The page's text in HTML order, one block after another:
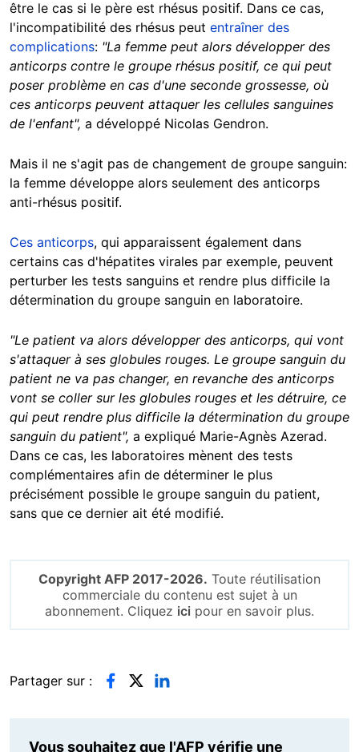
être le cas si le père est rhésus positif. Dans ce cas,
l'incompatibilité des rhésus peut entraîner des
complications: "La femme peut alors développer des
anticorps contre le groupe rhésus positif, ce qui peut
poser problème en cas d'une seconde grossesse, où
ces anticorps peuvent attaquer les cellules sanguines
de l'enfant", a développé Nicolas Gendron.
Mais il ne s'agit pas de changement de groupe sanguin:
la femme développe alors seulement des anticorps
anti-rhésus positif.
Ces anticorps, qui apparaissent également dans
certains cas d'hépatites virales par exemple, peuvent
perturber les tests sanguins et rendre plus difficile la
détermination du groupe sanguin en laboratoire.
"Le patient va alors développer des anticorps, qui vont
s'attaquer à ses globules rouges. Le groupe sanguin du
patient ne va pas changer, en revanche des anticorps
vont se coller sur les globules rouges et les détruire, ce
qui peut rendre plus difficile la détermination du groupe
sanguin du patient", a expliqué Marie-Agnès Azerad.
Dans ce cas, les laboratoires mènent des tests
complémentaires afin de déterminer le plus
précisément possible le groupe sanguin du patient,
sans que ce dernier ait été modifié.
Copyright AFP 2017-2026. Toute réutilisation
commerciale du contenu est sujet à un
abonnement. Cliquez ici pour en savoir plus.
Partager sur :
Vous souhaitez que l'AFP vérifie une